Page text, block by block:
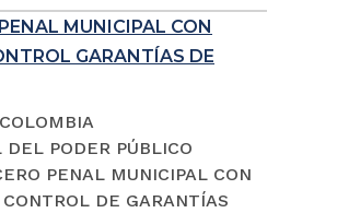
MUNICIPAL CON
GARANTÍAS DE
PODER PÚBLICO
PENAL MUNICIPAL CON
DE GARANTÍAS